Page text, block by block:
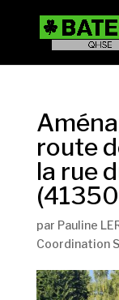
route
la rue
par Pauline
Coordination